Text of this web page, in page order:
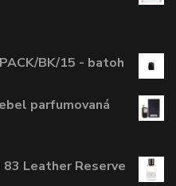
BK/15 - batoh
parfumovaná
83 Leather Reserve